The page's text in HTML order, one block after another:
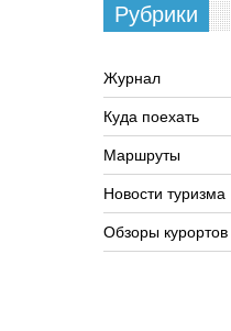
Рубрики
Журнал
Куда поехать
Маршруты
Новости туризма
Обзоры курортов